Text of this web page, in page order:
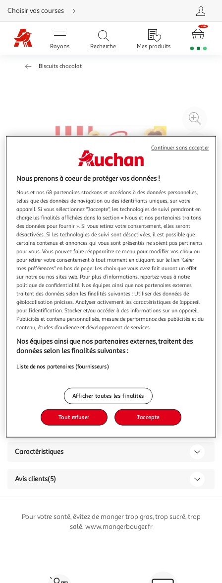
Aller
directement
au
contenu
Aller
directement
Aller
d'aide
Choisir vos courses
Rayons Recherche Mes produits
Biscuits chocolat
à
5.0 (5)
LU
Petits cœurs biscuits feuilletés au chocolat
Découvrez les Petits Cœurs de LU : de légers biscuits
feuilletés renfermant un savoureux cœur au chocolat. Leur
forme de mini cœur, leur texture croustillante et leur
plus gourmands et romantiques. Parfaits pour une pause
sucrée, ils allien
En savoir +
125g Environ 28 biscuits
Vous voulez connaître le prix de ce produit ?
Description
Caractéristiques
Avis clients(5)
Pour votre santé, évitez de manger trop gras, trop sucré, trop
salé. www.mangerbouger.fr
Nous prenons à coeur de protéger vos données !
Nous et nos 68 partenaires stockons et accédons à des données personnelles,
telles que des données de navigation ou des identifiants uniques, sur votre
appareil. Si vous sélectionnez "J'accepte", les technologies de suivi prendront en
charge les finalités affichées dans la section « Nous et nos partenaires traitons
des données pour fournir ». Si vous retirez votre consentement, elles seront
désactivées. Si les technologies de suivi sont désactivées, il est possible que
certains contenus et annonces qui vous sont présentés ne soient pas pertinents
pour vous. Vous pouvez faire réapparaître ce menu pour modifier vos choix ou
pour retirer votre consentement à tout moment en cliquant sur le lien "Gérer
mes préférences" en bas de page. Les choix que vous avez fait auront un effet
sur notre ou nos sites web. Pour plus d’informations, reportez-vous à notre
politique de confidentialité. Nos équipes ainsi que nos partenaires externes
traitent des données selon les finalités suivantes : Utiliser des données de
géolocalisation précises. Analyser activement les caractéristiques de l’appareil
pour l’identification. Stocker et/ou accéder à des informations sur un appareil.
Publicités et contenu personnalisés, mesure de performance des publicités et du
contenu, études d’audience et développement de services.
Nos équipes ainsi que nos partenaires externes, traitent des
données selon les finalités suivantes :
Liste de nos partenaires (fournisseurs)
Afficher toutes les finalités
Tout refuser J'accepte
Continuer sans accepter